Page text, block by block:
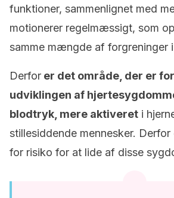
funktioner, sammenlignet med
motionerer regelmæssigt, som
samme mængde af forgreninger
Derfor er det område, der er
udviklingen af
blodtryk, mere aktiveret i
stillesiddende mennesker.
for risiko for at lide af disse